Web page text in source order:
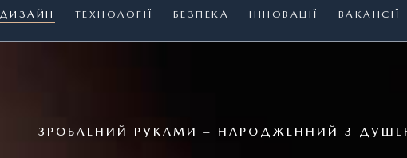
ДИЗАЙН ТЕХНОЛОГІЇ БЕЗПЕКА ІННОВАЦІЇ ВАКАНСІЇ
ЗРОБЛЕНИЙ РУКАМИ – НАРОДЖЕННИЙ З